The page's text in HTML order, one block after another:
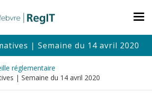
| Semaine du 14 avril 2020
réglementaire
| Semaine du 14 avril 2020